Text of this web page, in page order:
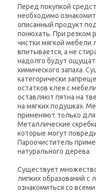
Перед покупкой
необходимо
описанный продукт
понюхать. При резком
чистки мягкой мебели
впитывается, а не
надолго будут
химического запаха.
категорически
остатков клея с
оставляют пятна на
на мягких подушках.
применяют только
Металлические
которые могут
Пароочиститель
натурального дерева.
Существует
липких образований с
ознакомиться со